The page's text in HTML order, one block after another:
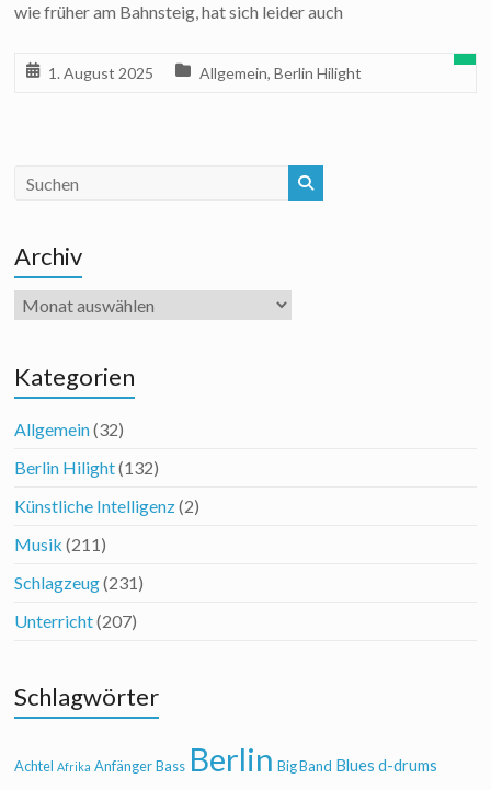
wie früher am Bahnsteig, hat sich leider auch
1. August 2025 Allgemein,Berlin Hilight
Archiv
Archiv
Kategorien
Allgemein(32)
Berlin Hilight(132)
Künstliche Intelligenz(2)
Musik (211)
Schlagzeug(231)
Unterricht(207)
Schlagwörter
Achtel Afrika Anfänger Bass Berlin Big Band Blues d-drums